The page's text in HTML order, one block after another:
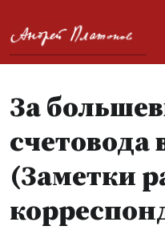
За
счетовода
(Заметки